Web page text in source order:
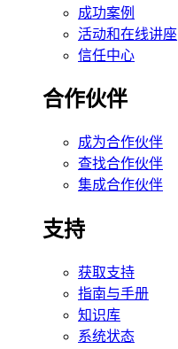
成功案例
活动和在线讲座
信任中心
合作伙伴
成为合作伙伴
查找合作伙伴
集成合作伙伴
支持
获取支持
指南与手册
知识库
系统状态